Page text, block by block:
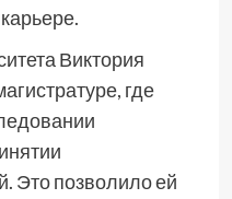
Виктория
где
Это позволило ей